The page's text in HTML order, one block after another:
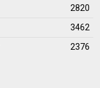
2820
3462
2376